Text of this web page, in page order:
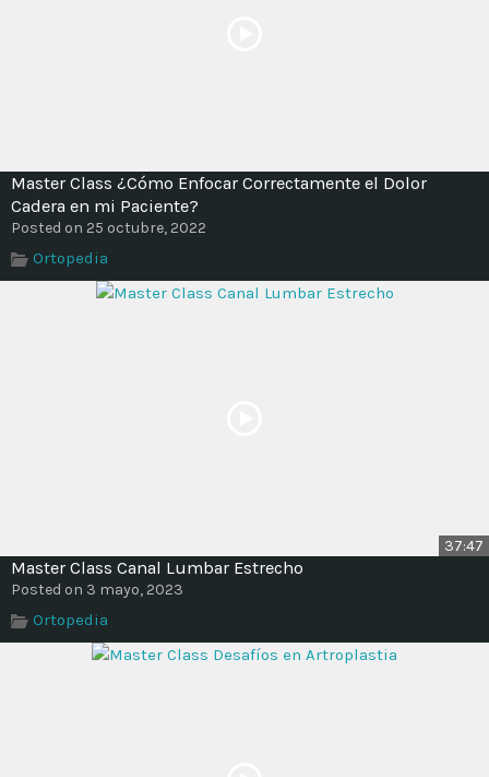
Master Class ¿Cómo Enfocar Correctamente el Dolor
Cadera en mi Paciente?
Posted on 25 octubre, 2022
Ortopedia
37:47
Master Class Canal Lumbar Estrecho
Posted on 3 mayo, 2023
Ortopedia